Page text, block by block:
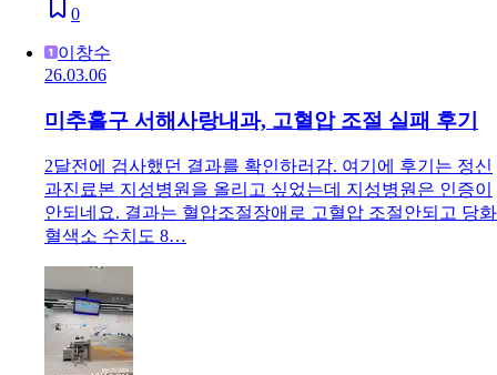
0
이창수
26.03.06
미추홀구 서해사랑내과, 고혈압 조절 실패 후기
2달전에 검사했던 결과를 확인하러감. 여기에 후기는 정신
과진료본 지성병원을 올리고 싶었는데 지성병원은 인증이
안되네요. 결과는 혈압조절장애로 고혈압 조절안되고 당화
혈색소 수치도 8…